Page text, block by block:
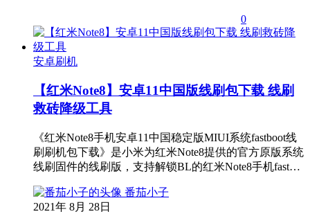
0
安卓刷机
【红米Note8】安卓11中国版线刷包下载 线刷
救砖降级工具
《红米Note8手机安卓11中国稳定版MIUI系统fastboot线
刷刷机包下载》是小米为红米Note8提供的官方原版系统
线刷固件的线刷版，支持解锁BL的红米Note8手机fast…
番茄小子
2021年 8月 28日